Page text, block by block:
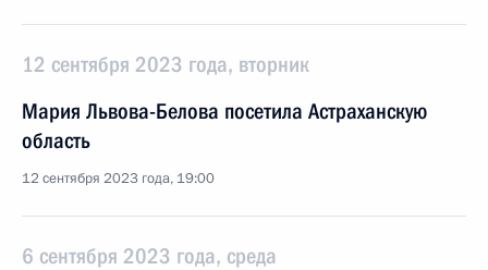
12 сентября 2023 года, вторник
Мария Львова-Белова посетила Астраханскую
область
12 сентября 2023 года, 19:00
6 сентября 2023 года, среда